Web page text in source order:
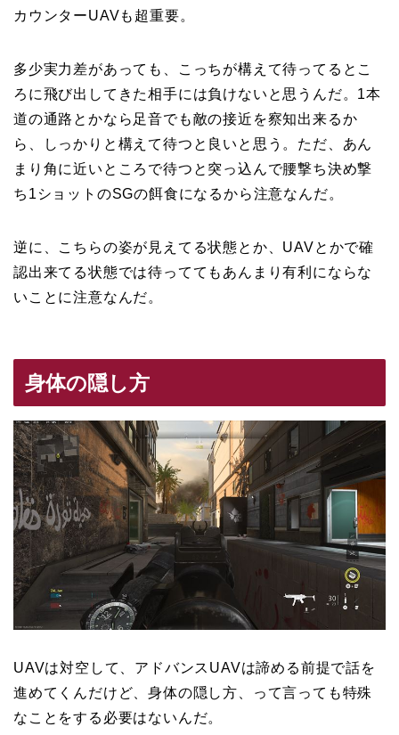
カウンターUAVも超重要。
多少実力差があっても、こっちが構えて待ってるとこ
ろに飛び出してきた相手には負けないと思うんだ。1本
道の通路とかなら足音でも敵の接近を察知出来るか
ら、しっかりと構えて待つと良いと思う。ただ、あん
まり角に近いところで待つと突っ込んで腰撃ち決め撃
ち1ショットのSGの餌食になるから注意なんだ。
逆に、こちらの姿が見えてる状態とか、UAVとかで確
認出来てる状態では待っててもあんまり有利にならな
いことに注意なんだ。
身体の隠し方
UAVは対空して、アドバンスUAVは諦める前提で話を
進めてくんだけど、身体の隠し方、って言っても特殊
なことをする必要はないんだ。